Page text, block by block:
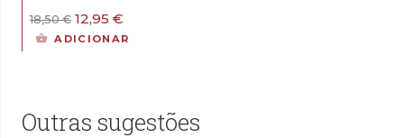
18,50€ O
preço
original
12,95 €
preço
atual
ADICIONAR
Outras sugestões